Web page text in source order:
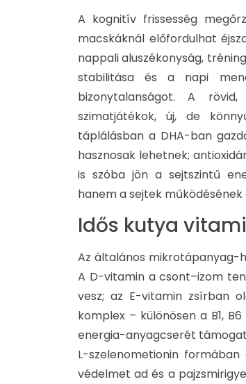
A kognitív frissesség
macskáknál előfordulhat
nappali aluszékonyság,
stabilitása és a napi
bizonytalanságot. A
szimatjátékok, új, de
táplálásban a DHA-ban
hasznosak lehetnek;
is szóba jön a sejtszintű
hanem a sejtek
Idős kutya
Az általános mikrotápanyag-
A D-vitamin a csont–izom
vesz; az E-vitamin zsírban
komplex – különösen a B1,
energia-anyagcserét
L-szelenometionin
védelmet ad és a